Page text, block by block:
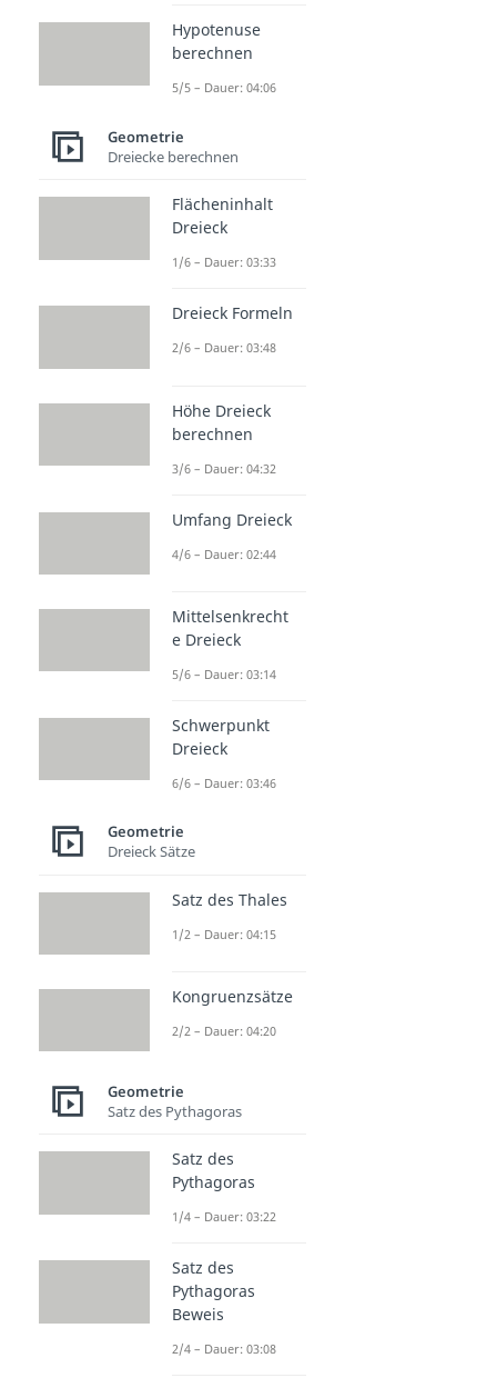
Hypotenuse
berechnen
5/5 – Dauer: 04:06
Geometrie
Dreiecke berechnen
Flächeninhalt
Dreieck
1/6 – Dauer: 03:33
Dreieck Formeln
2/6 – Dauer: 03:48
Höhe Dreieck
berechnen
3/6 – Dauer: 04:32
Umfang Dreieck
4/6 – Dauer: 02:44
Mittelsenkrecht
e Dreieck
5/6 – Dauer: 03:14
Schwerpunkt
Dreieck
6/6 – Dauer: 03:46
Geometrie
Dreieck Sätze
Satz des Thales
1/2 – Dauer: 04:15
Kongruenzsätze
2/2 – Dauer: 04:20
Geometrie
Satz des Pythagoras
Satz des
Pythagoras
1/4 – Dauer: 03:22
Satz des
Pythagoras
Beweis
2/4 – Dauer: 03:08